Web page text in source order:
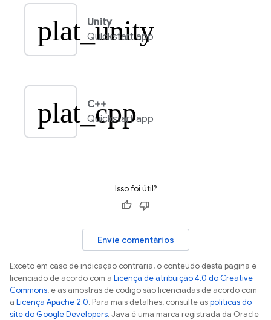
plat_unity
Unity
Quickstart app
plat_cpp
C++
Quickstart app
Isso foi útil?
Envie comentários
Exceto em caso de indicação contrária, o conteúdo desta página é
licenciado de acordo com a Licença de atribuição 4.0 do Creative
Commons, e as amostras de código são licenciadas de acordo com
a Licença Apache 2.0. Para mais detalhes, consulte aspolíticas do
site do Google Developers. Java é uma marca registrada da Oracle